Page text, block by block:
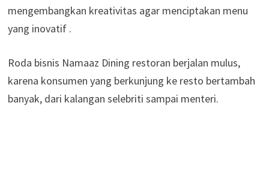
mengembangkan kreativitas agar menciptakan menu
yang inovatif .
Roda bisnis Namaaz Dining restoran berjalan mulus,
karena konsumen yang berkunjung ke resto bertambah
banyak, dari kalangan selebriti sampai menteri.